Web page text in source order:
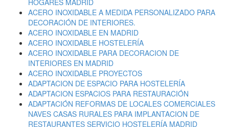
HOGARES MADRID
ACERO INOXIDABLE A MEDIDA PERSONALIZADO PARA
DECORACIÓN DE INTERIORES.
ACERO INOXIDABLE EN MADRID
ACERO INOXIDABLE HOSTELERÍA
ACERO INOXIDABLE PARA DECORACION DE
INTERIORES EN MADRID
ACERO INOXIDABLE PROYECTOS
ADAPTACION DE ESPACIO PARA HOSTELERÍA
ADAPTACION ESPACIOS PARA RESTAURACIÓN
ADAPTACIÓN REFORMAS DE LOCALES COMERCIALES
NAVES CASAS RURALES PARA IMPLANTACION DE
RESTAURANTES SERVICIO HOSTELERÍA MADRID